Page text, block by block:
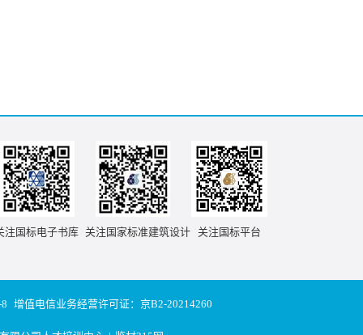
注国标电子书库 关注国家标准建筑设计 关注国标平台
增值电信业务经营许可证：京B2-20214260